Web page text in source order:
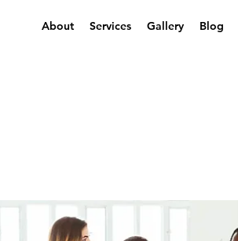
About Services Gallery Blog